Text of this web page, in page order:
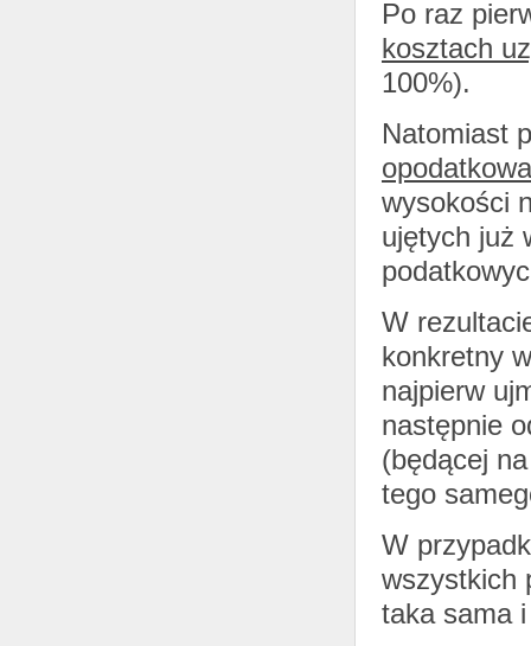
Po raz
kosztach
100%).
Natomiast
wysokości
ujętych już
W
konkretny
najpierw
następnie
(będącej
tego
W
wszystkich
taka sama